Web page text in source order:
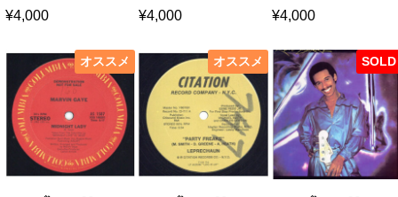
¥4,000 ¥4,000 ¥4,000
オススメ オススメ SOLD